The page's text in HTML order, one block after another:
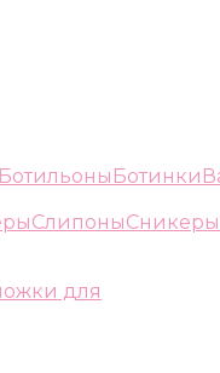
Ботильоны Ботинки
СлипоныСникеры
для